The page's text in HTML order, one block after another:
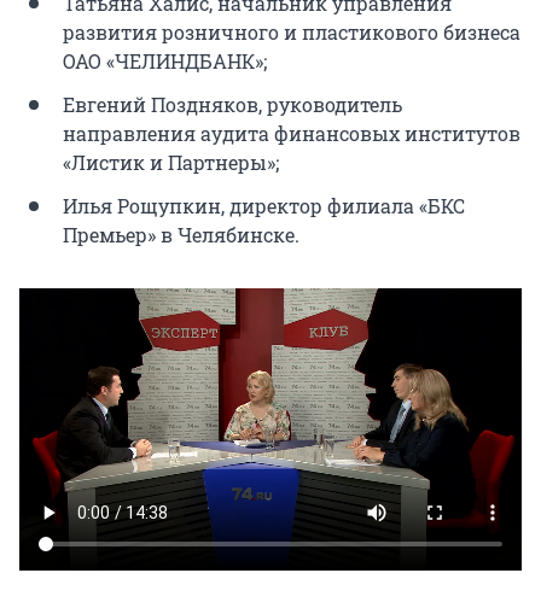
развития розничного и пластикового бизнеса
ОАО «ЧЕЛИНДБАНК»;
Евгений Поздняков, руководитель
направления аудита финансовых институтов
«Листик и Партнеры»;
Илья Рощупкин, директор филиала «БКС
Премьер» в Челябинске.